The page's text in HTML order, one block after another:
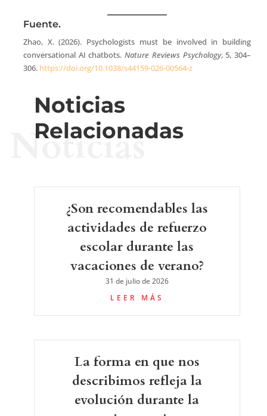
Fuente.
Zhao, X. (2026). Psychologists must be involved in building
conversational AI chatbots.Nature Reviews Psychology, 5, 304–
306. https://doi.org/10.1038/s44159-026-00564-z
Noticias
Relacionadas
Noticias
¿Son recomendables las
actividades de refuerzo
escolar durante las
vacaciones de verano?
31 de julio de 2026
LEER MÁS
La forma en que nos
describimos refleja la
evolución durante la